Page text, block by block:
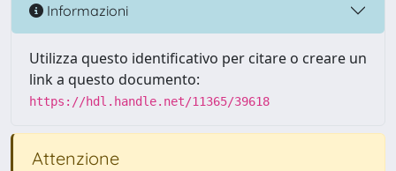
Informazioni
Utilizza questo identificativo per citare o creare un
link a questo documento:
https://hdl.handle.net/11365/39618
Attenzione